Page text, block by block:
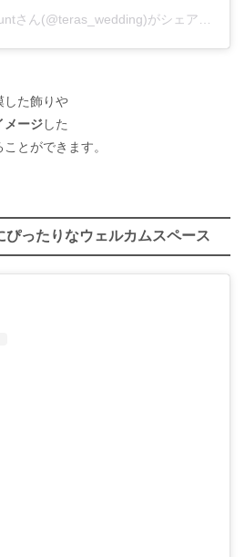
した飾りや
メージした
とができます。
ぴったりなウェルカムスペース